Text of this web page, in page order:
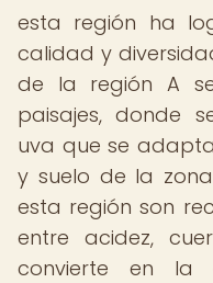
esta región ha
calidad y
de la región A
paisajes, donde
uva que se
y suelo de la
esta región son
entre acidez,
convierte en la